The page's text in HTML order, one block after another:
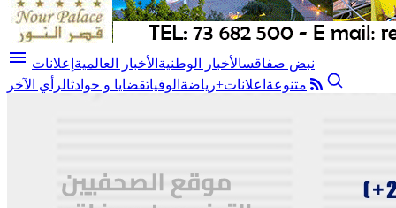
menu نبض صفاقسالأخبار الوطنية الأخبار العالمية إعلانات
متنوعة اعلانات+رياضة الوفياتقضايا و حوادثالرأي الآخر